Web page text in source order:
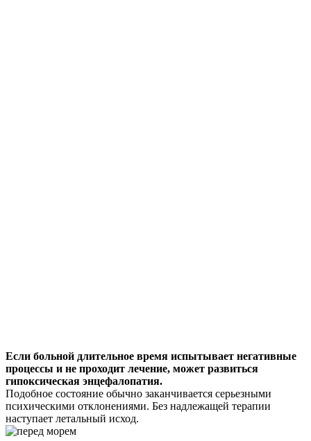
Если больной длительное время испытывает негативные
процессы и не проходит лечение, может развиться
гипоксическая энцефалопатия.
Подобное состояние обычно заканчивается серьезными
психическими отклонениями. Без надлежащей терапии
наступает летальный исход.